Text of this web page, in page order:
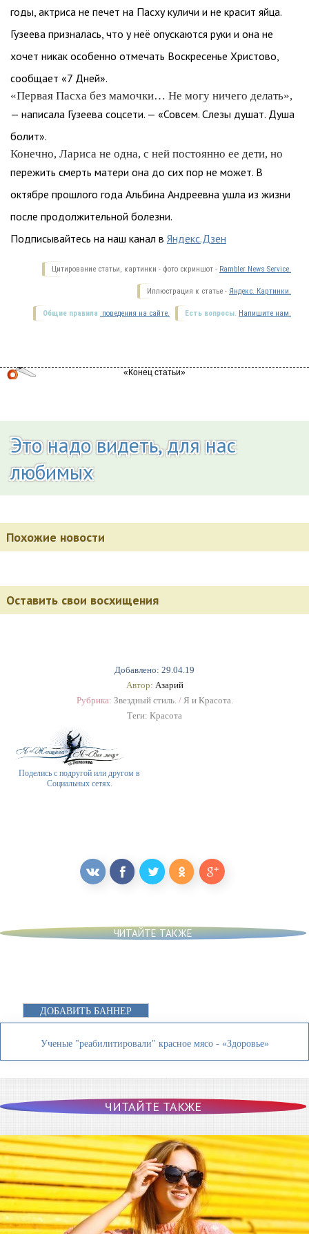
Добавлено: 29.04.19
Автор: Азарий
Рубрика: Звездный стиль./ Я и Красота.
Теги: Красота
Поделись с подругой или другом в
Социальных сетях.
годы, актриса не печет на Пасху куличи и не красит яйца.
Гузеева призналась, что у неё опускаются руки и она не
хочет никак особенно отмечать Воскресенье Христово,
сообщает «7 Дней».
«Первая Пасха без мамочки… Не могу ничего делать»,
— написала Гузеева соцсети. — «Совсем. Слезы душат. Душа
болит».
Конечно, Лариса не одна, с ней постоянно ее дети, но
пережить смерть матери она до сих пор не может. В
октябре прошлого года Альбина Андреевна ушла из жизни
после продолжительной болезни.
Подписывайтесь на наш канал в Яндекс.Дзен
Цитирование статьи, картинки - фото скриншот - Rambler News Service.
Иллюстрация к статье - Яндекс. Картинки.
Есть вопросы. Напишите нам.
Общие правила поведения на сайте.
Это надо видеть, для нас
любимых
Похожие новости
Оставить свои восхищения
ЧИТАЙТЕ ТАКЖЕ
ДОБАВИТЬ БАННЕР
Ученые "реабилитировали" красное мясо - «Здоровье»
ЧИТАЙТЕ ТАКЖЕ